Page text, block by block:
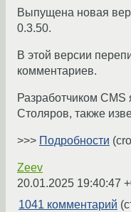
Выпущена новая
0.3.50.
В этой версии
комментариев.
Разработчиком
Столяров, также
>>> Подробности
Zeev
20.01.2025 19:40:47
1041 комментарий